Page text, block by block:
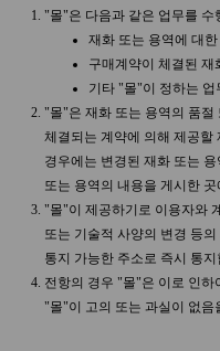
"몰"은 다음과 같은 업무를 수
재화 또는 용역에 대
구매계약이 체결된 재
기타 "몰"이 정하는 업
"몰"은 재화 또는 용역의 품절
체결되는 계약에 의해 제공할
경우에는 변경된 재화 또는
또는 용역의 내용을 게시한
"몰"이 제공하기로 이용자와
또는 기술적 사양의 변경 등
통지 가능한 주소로 즉시 통지
전항의 경우 "몰"은 이로 인하
"몰"이 고의 또는 과실이 없음